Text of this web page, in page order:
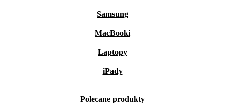
Samsung
MacBooki
Laptopy
iPady
Polecane produkty